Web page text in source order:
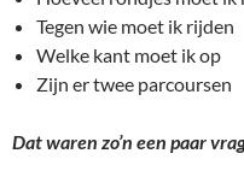
Tegen wie moet ik rijden
Welke kant moet ik op
Zijn er twee parcoursen
Dat waren zo’n een paar